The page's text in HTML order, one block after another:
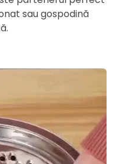
sau gospodină